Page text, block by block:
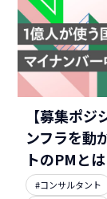
【募集ポ
ンフラを動
トのPMとは
#コンサルタント